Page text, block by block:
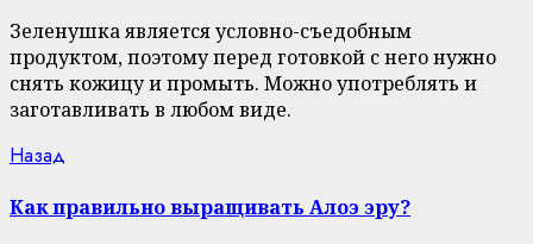
Зеленушка является условно-съедобным
продуктом, поэтому перед готовкой с него нужно
снять кожицу и промыть. Можно употреблять и
заготавливать в любом виде.
Continue
Reading
Назад
Как правильно выращивать Алоэ эру?